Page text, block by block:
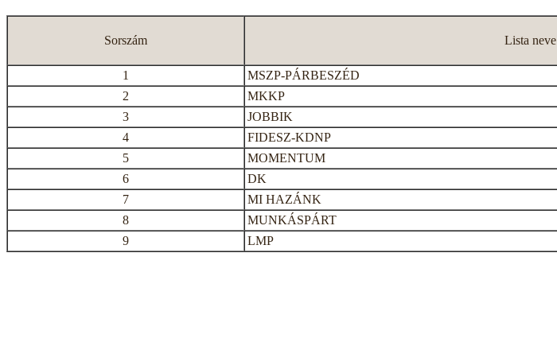
Sorszám Lista neve
1
MSZP-PÁRBESZÉD
2
MKKP
3
JOBBIK
4
FIDESZ-KDNP
5
MOMENTUM
6
DK
7
MI HAZÁNK
8
MUNKÁSPÁRT
9
LMP